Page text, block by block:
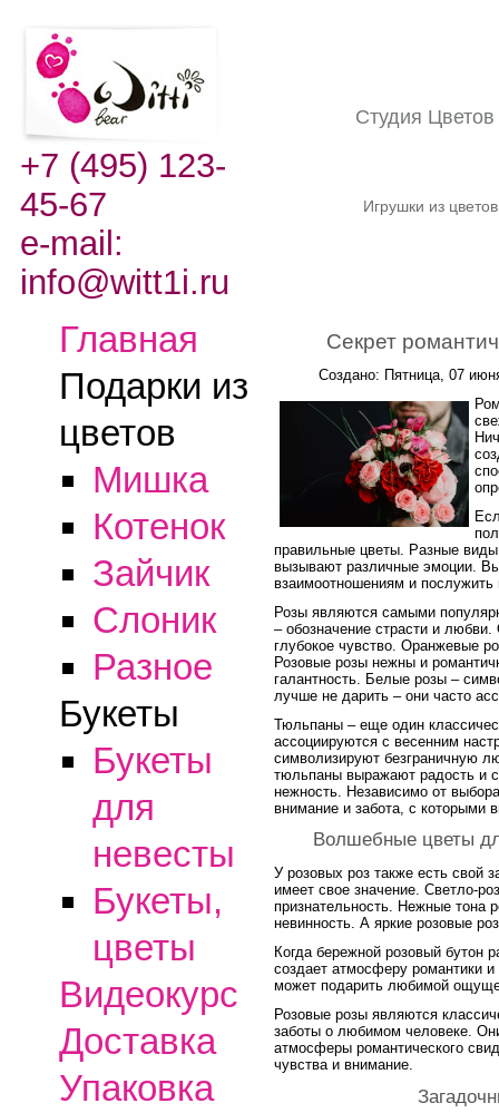
+7 (495) 123-
45-67
e-mail:
info@witt1i.ru
Студия Цветов
Игрушки из
Главная
Подарки из
цветов
Мишка
Котенок
Зайчик
Слоник
Разное
Букеты
Букеты
для
невесты
Букеты,
цветы
Видеокурс
Доставка
Упаковка
Секрет
Создано: Пятница, 07
правильные цветы. Разные
вызывают различные эмоции.
взаимоотношениям и
Розы являются самыми
– обозначение страсти и
глубокое чувство. Оранжевые
Розовые розы нежны и
галантность. Белые розы –
лучше не дарить – они часто
Тюльпаны – еще один
ассоциируются с весенним
символизируют безграничную
тюльпаны выражают радость и
нежность. Независимо от
внимание и забота, с которыми
Волшебные цветы
У розовых роз также есть свой
имеет свое значение. Светло-
признательность. Нежные тона
невинность. А яркие розовые
Когда бережной розовый бутон
создает атмосферу романтики
может подарить любимой
Розовые розы являются
заботы о любимом человеке.
атмосферы романтического
чувства и внимание.